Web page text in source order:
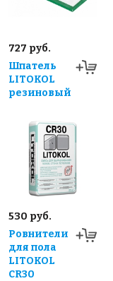
727 руб.
Шпатель
LITOKOL
резиновый
530 руб.
Ровнители
для пола
LITOKOL
CR30